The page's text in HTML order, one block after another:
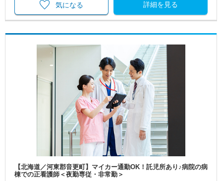
詳細を見る
気になる
【北海道／河東郡音更町】マイカー通勤OK！託児所あり♪病院の病
棟での正看護師＜夜勤専従・非常勤＞